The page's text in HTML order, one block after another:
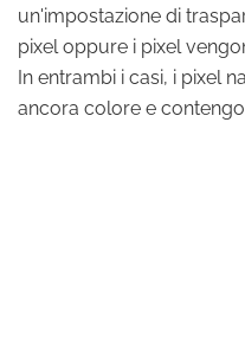
un'impostazione di
pixel oppure i pixel
In entrambi i casi, i pixel
ancora colore e